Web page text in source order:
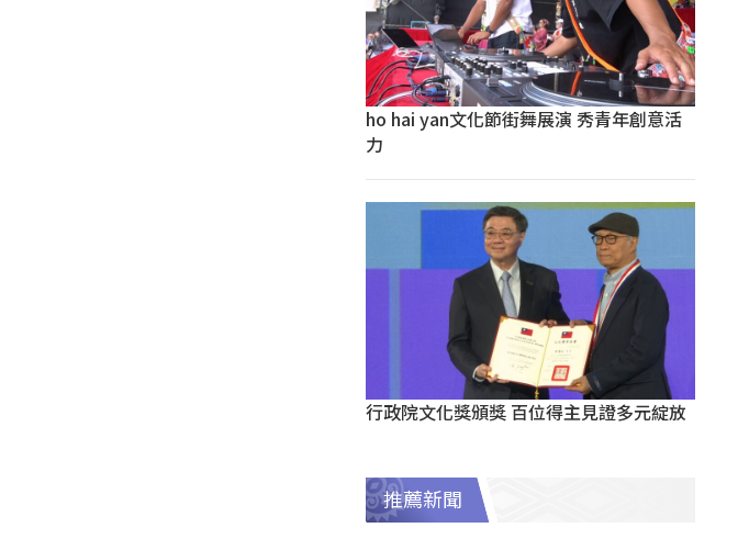
ho hai yan文化節街舞展演 秀青年創意活
力
行政院文化獎頒獎 百位得主見證多元綻放
推薦新聞